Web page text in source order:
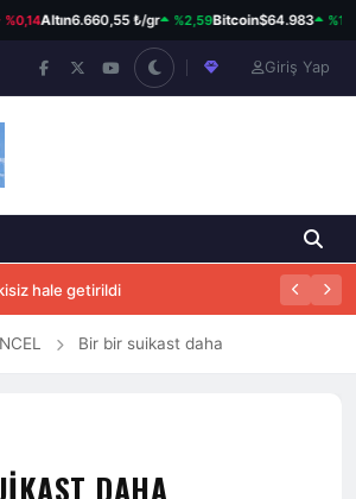
Altın6.660,55 ₺/gr %2,59Bitcoin$64.983 %1,16
Giriş Yap
hale getirildi
girdi
Bir bir suikast daha
DAHA